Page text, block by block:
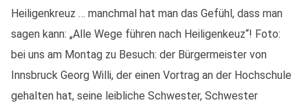
Heiligenkreuz … manchmal hat man das Gefühl, dass man
sagen kann: „Alle Wege führen nach Heiligenkeuz“! Foto:
bei uns am Montag zu Besuch: der Bürgermeister von
Innsbruck Georg Willi, der einen Vortrag an der Hochschule
gehalten hat, seine leibliche Schwester, Schwester